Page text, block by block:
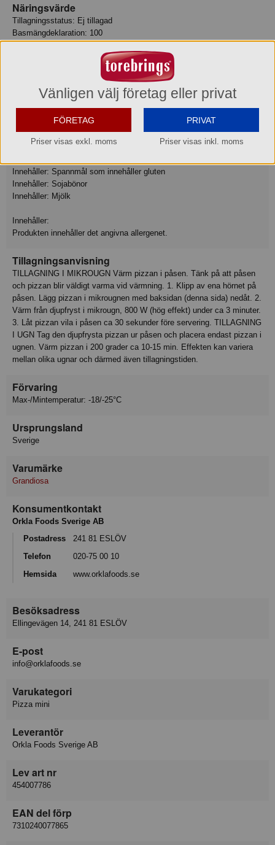
Näringsvärde
Tillagningsstatus: Ej tillagad
Basmängdeklaration: 100
Kolhydrat 29 g
varav sockerarter 1.8 g
Protein 11 g
Motsvarande salt 1.0 g
Innehåller: Spannmål som innehåller gluten
Innehåller: Sojabönor
Innehåller: Mjölk
Innehåller:
Produkten innehåller det angivna allergenet.
Tillagningsanvisning
TILLAGNING I MIKROUGN Värm pizzan i påsen. Tänk på att påsen
och pizzan blir väldigt varma vid värmning. 1. Klipp av ena hörnet på
påsen. Lägg pizzan i mikrougnen med baksidan (denna sida) nedåt. 2.
Värm från djupfryst i mikrougn, 800 W (hög effekt) under ca 3 minuter.
3. Låt pizzan vila i påsen ca 30 sekunder före servering. TILLAGNING
I UGN Tag den djupfrysta pizzan ur påsen och placera endast pizzan i
ugnen. Värm pizzan i 200 grader ca 10-15 min. Effekten kan variera
mellan olika ugnar och därmed även tillagningstiden.
Förvaring
Max-/Mintemperatur: -18/-25°C
Ursprungsland
Sverige
Varumärke
Grandiosa
Konsumentkontakt
Orkla Foods Sverige AB
Postadress
241 81 ESLÖV
Telefon
020-75 00 10
Hemsida
www.orklafoods.se
Besöksadress
Ellingevägen 14, 241 81 ESLÖV
E-post
info@orklafoods.se
Varukategori
Pizza mini
Leverantör
Orkla Foods Sverige AB
Lev art nr
454007786
EAN del förp
7310240077865
Vänligen välj företag eller privat
FÖRETAG
Priser visas exkl. moms
PRIVAT
Priser visas inkl. moms